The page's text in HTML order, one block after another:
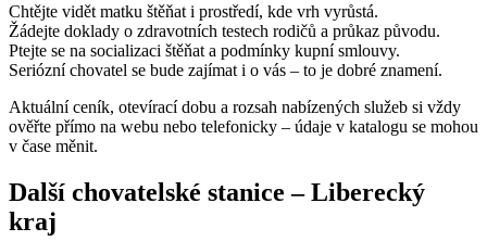
Chtějte vidět matku štěňat i prostředí, kde vrh vyrůstá.
Žádejte doklady o zdravotních testech rodičů a průkaz původu.
Ptejte se na socializaci štěňat a podmínky kupní smlouvy.
Seriózní chovatel se bude zajímat i o vás – to je dobré znamení.
Aktuální ceník, otevírací dobu a rozsah nabízených služeb si vždy
ověřte přímo na webu nebo telefonicky – údaje v katalogu se mohou
v čase měnit.
Další chovatelské stanice –Liberecký
kraj